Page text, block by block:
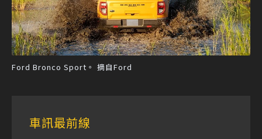
Ford Bronco Sport。 摘自Ford
車訊最前線